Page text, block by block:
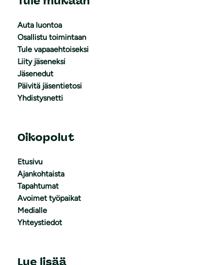
Auta luontoa
Osallistu toimintaan
Tule vapaaehtoiseksi
Liity jäseneksi
Jäsenedut
Päivitä jäsentietosi
Yhdistysnetti
Oikopolut
Etusivu
Ajankohtaista
Tapahtumat
Avoimet työpaikat
Medialle
Yhteystiedot
Lue lisää